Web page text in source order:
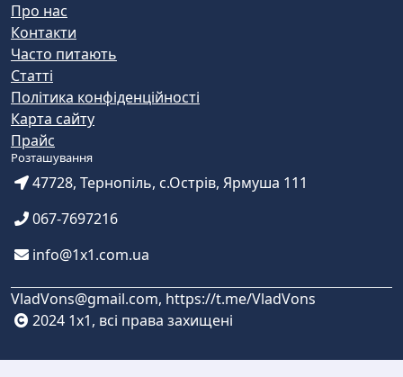
Про нас
Контакти
Часто питають
Статті
Політика конфіденційності
Карта сайту
Прайс
Розташування
47728, Тернопіль, с.Острів, Ярмуша 111
067-7697216
info@1x1.com.ua
VladVons@gmail.com, https://t.me/VladVons
2024 1x1, всі права захищені